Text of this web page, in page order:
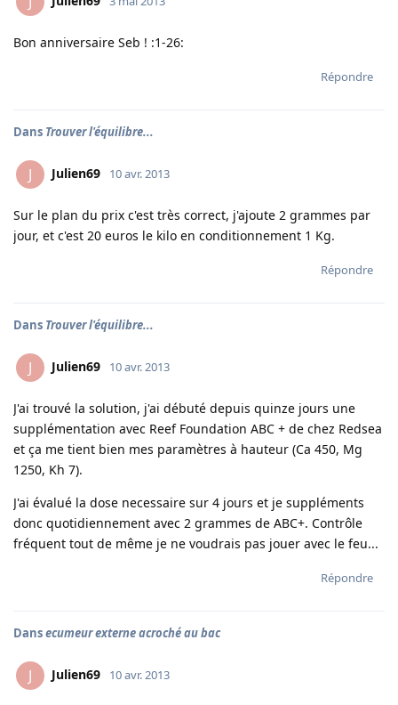
Bon anniversaire Seb ! :1-26:
Répondre
Dans Trouver l'équilibre...
J Julien69 10 avr. 2013
Sur le plan du prix c'est très correct, j'ajoute 2 grammes par
jour, et c'est 20 euros le kilo en conditionnement 1 Kg.
Répondre
Dans Trouver l'équilibre...
J Julien69 10 avr. 2013
J'ai trouvé la solution, j'ai débuté depuis quinze jours une
supplémentation avec Reef Foundation ABC + de chez Redsea
et ça me tient bien mes paramètres à hauteur (Ca 450, Mg
1250, Kh 7).
J'ai évalué la dose necessaire sur 4 jours et je suppléments
donc quotidiennement avec 2 grammes de ABC+. Contrôle
fréquent tout de même je ne voudrais pas jouer avec le feu...
Répondre
Dansecumeur externe acroché au bac
J Julien69 10 avr. 2013